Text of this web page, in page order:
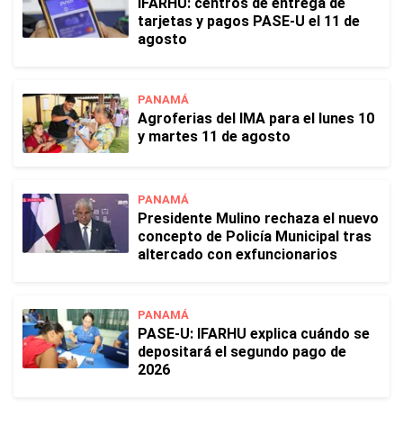
tarjetas y pagos PASE-U el 11 de
agosto
PANAMÁ
Agroferias del IMA para el lunes 10
y martes 11 de agosto
PANAMÁ
Presidente Mulino rechaza el nuevo
concepto de Policía Municipal tras
altercado con exfuncionarios
PANAMÁ
PASE-U: IFARHU explica cuándo se
depositará el segundo pago de
2026